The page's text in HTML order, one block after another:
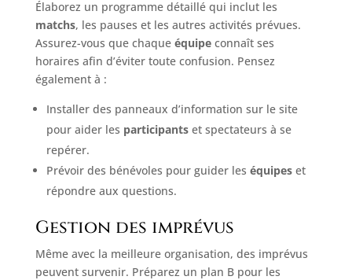
Élaborez un programme détaillé qui inclut les
matchs, les pauses et les autres activités prévues.
Assurez-vous que chaque équipeconnaît ses
horaires afin d’éviter toute confusion. Pensez
également à :
Installer des panneaux d’information sur le site
pour aider les participantset spectateurs à se
repérer.
Prévoir des bénévoles pour guider les équipeset
répondre aux questions.
Gestion des imprévus
Même avec la meilleure organisation, des imprévus
peuvent survenir. Préparez un plan B pour les